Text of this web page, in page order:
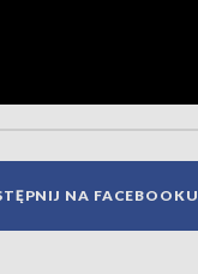
NA FACEBOOKU